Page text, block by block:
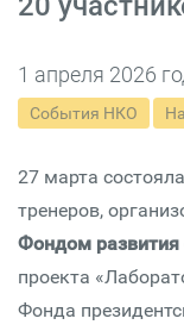
1 апреля 2026
События НКО
27 марта
тренеров,
Фондом развития
проекта
Фонда